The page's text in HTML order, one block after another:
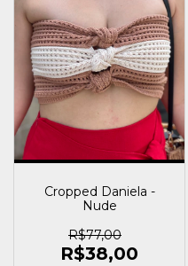
Cropped Daniela -
Nude
R$77,00
R$38,00